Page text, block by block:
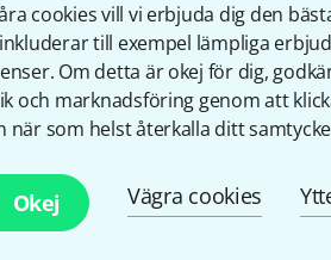
cookies vill vi erbjuda dig den
till exempel lämpliga
Om detta är okej för dig,
och marknadsföring genom att
när som helst återkalla ditt
Okej Vägra cookies
som